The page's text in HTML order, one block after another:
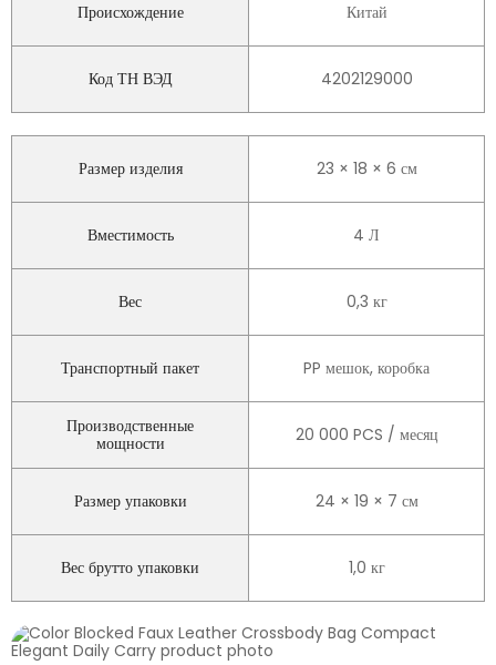
Происхождение Китай
Код ТН ВЭД 4202129000
Размер изделия 23 × 18 × 6 см
Вместимость 4 Л
Вес 0,3 кг
Транспортный пакет PP мешок, коробка
Производственные
мощности
20 000 PCS / месяц
Размер упаковки 24 × 19 × 7 см
Вес брутто упаковки 1,0 кг